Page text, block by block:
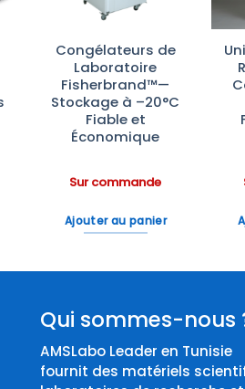
Congélateurs de
Laboratoire
Fisherbrand™—
Stockage à –20°C
Fiable et
Économique
Sur commande
Ajouter au panier
Qui sommes-nous
AMSLabo Leader en Tunisie
fournit des matériels